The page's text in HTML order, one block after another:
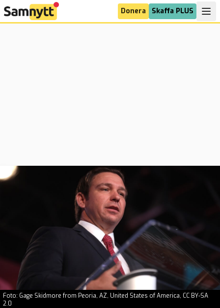
Donera Skaffa PLUS
Foto: Gage Skidmore from Peoria, AZ, United States of America, CC BY-SA
2.0